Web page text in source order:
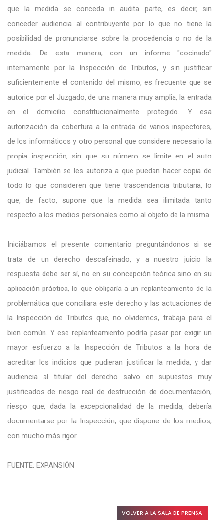
que la medida se conceda in audita parte, es decir, sin
conceder audiencia al contribuyente por lo que no tiene la
posibilidad de pronunciarse sobre la procedencia o no de la
medida. De esta manera, con un informe "cocinado"
internamente por la Inspección de Tributos, y sin justificar
suficientemente el contenido del mismo, es frecuente que se
autorice por el Juzgado, de una manera muy amplia, la entrada
en el domicilio constitucionalmente protegido. Y esa
autorización da cobertura a la entrada de varios inspectores,
de los informáticos y otro personal que considere necesario la
propia inspección, sin que su número se limite en el auto
judicial. También se les autoriza a que puedan hacer copia de
todo lo que consideren que tiene trascendencia tributaria, lo
que, de facto, supone que la medida sea ilimitada tanto
respecto a los medios personales como al objeto de la misma.
Iniciábamos el presente comentario preguntándonos si se
trata de un derecho descafeinado, y a nuestro juicio la
respuesta debe ser sí, no en su concepción teórica sino en su
aplicación práctica, lo que obligaría a un replanteamiento de la
problemática que conciliara este derecho y las actuaciones de
la Inspección de Tributos que, no olvidemos, trabaja para el
bien común. Y ese replanteamiento podría pasar por exigir un
mayor esfuerzo a la Inspección de Tributos a la hora de
acreditar los indicios que pudieran justificar la medida, y dar
audiencia al titular del derecho salvo en supuestos muy
justificados de riesgo real de destrucción de documentación,
riesgo que, dada la excepcionalidad de la medida, debería
documentarse por la Inspección, que dispone de los medios,
con mucho más rigor.
FUENTE: EXPANSIÓN
VOLVER A LA SALA DE PRENSA